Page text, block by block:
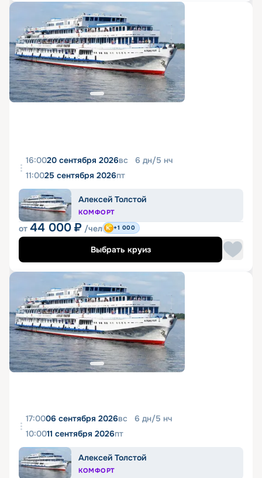
16:0020 сентября 2026вс 6 дн/5 нч
11:0025 сентября 2026пт
Алексей Толстой
КОМФОРТ
от 44 000 ₽ /чел +1 000
Выбрать круиз
17:0006 сентября 2026вс 6 дн/5 нч
10:0011 сентября 2026пт
Алексей Толстой
КОМФОРТ